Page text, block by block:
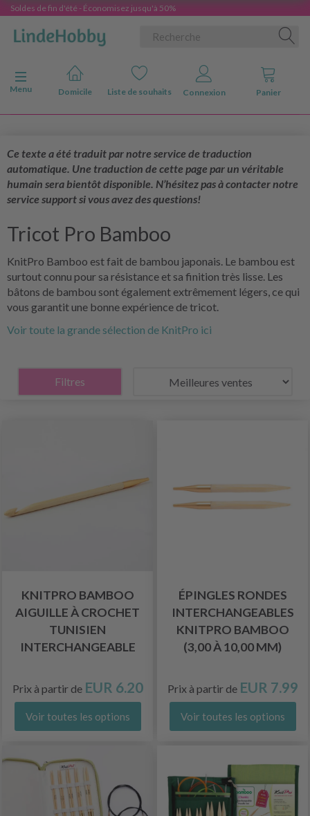
Soldes de fin d'été - Économisez jusqu'à 50%
Basculer la navigation
Menu
Domicile Liste de souhaits Connexion Panier
Ce texte a été traduit par notre service de traduction
automatique. Une traduction de cette page par un véritable
humain sera bientôt disponible. N’hésitez pas à contacter notre
service support si vous avez des questions!
Tricot Pro Bamboo
KnitPro Bamboo est fait de bambou japonais. Le bambou est
surtout connu pour sa résistance et sa finition très lisse. Les
bâtons de bambou sont également extrêmement légers, ce qui
vous garantit une bonne expérience de tricot.
Voir toute la grande sélection de KnitPro ici
Filtres
KNITPRO BAMBOO
AIGUILLE À CROCHET
TUNISIEN
INTERCHANGEABLE
Prix à partir de EUR 6.20
Voir toutes les options
ÉPINGLES RONDES
INTERCHANGEABLES
KNITPRO BAMBOO
(3,00 À 10,00 MM)
Prix à partir de EUR 7.99
Voir toutes les options